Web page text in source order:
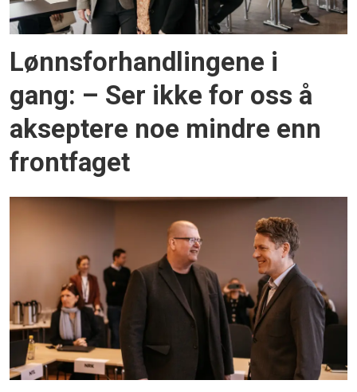
Lønnsforhandlingene i
gang: – Ser ikke for oss å
akseptere noe mindre enn
frontfaget